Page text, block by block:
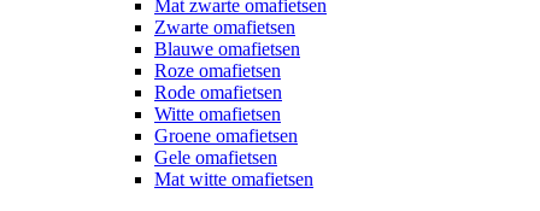
Mat zwarte omafietsen
Zwarte omafietsen
Blauwe omafietsen
Roze omafietsen
Rode omafietsen
Witte omafietsen
Groene omafietsen
Gele omafietsen
Mat witte omafietsen